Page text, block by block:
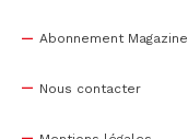
Abonnement Magazine
Nous contacter